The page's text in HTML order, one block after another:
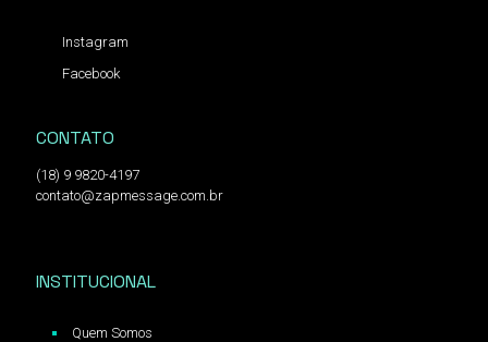
Instagram
Facebook
CONTATO
(18) 9 9820-4197
contato@zapmessage.com.br
INSTITUCIONAL
Quem Somos